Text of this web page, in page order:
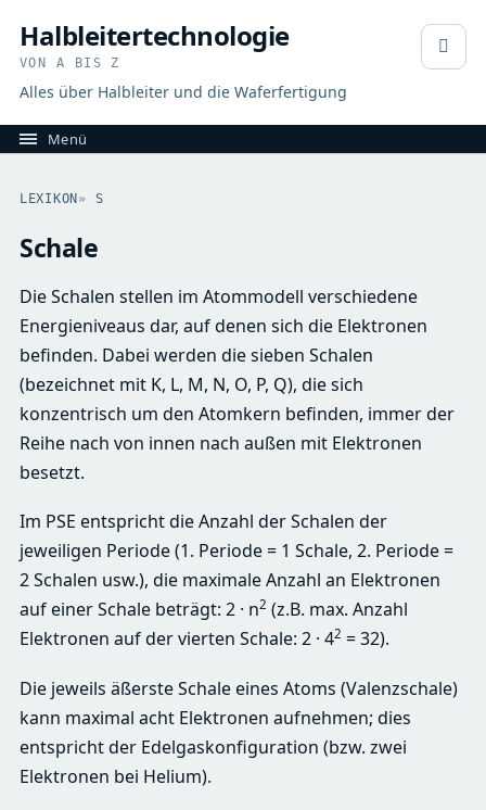
Halbleitertechnologie
VON A BIS Z
Alles über Halbleiter und die Waferfertigung
LEXIKON» S
Schale
Die Schalen stellen im Atommodell verschiedene
Energieniveaus dar, auf denen sich die Elektronen
befinden. Dabei werden die sieben Schalen
(bezeichnet mit K, L, M, N, O, P, Q), die sich
konzentrisch um den Atomkern befinden, immer der
Reihe nach von innen nach außen mit Elektronen
besetzt.
Im PSE entspricht die Anzahl der Schalen der
jeweiligen Periode (1. Periode = 1 Schale, 2. Periode =
2 Schalen usw.), die maximale Anzahl an Elektronen
auf einer Schale beträgt: 2 · n2 (z.B. max. Anzahl
Elektronen auf der vierten Schale: 2 · 42 = 32).
Die jeweils äßerste Schale eines Atoms (Valenzschale)
kann maximal acht Elektronen aufnehmen; dies
entspricht der Edelgaskonfiguration (bzw. zwei
Elektronen bei Helium).